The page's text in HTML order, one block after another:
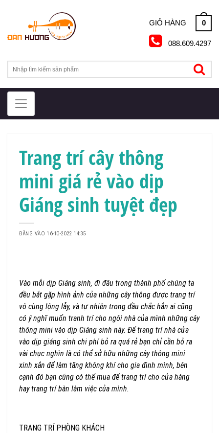
GIỎ HÀNG 0
088.609.4297
Trang trí cây thông
mini giá rẻ vào dịp
Giáng sinh tuyệt đẹp
ĐĂNG VÀO 16-10-2022 14:35
Vào mỗi dịp Giáng sinh, đi đâu trong thành phố chúng ta
đều bắt gặp hình ảnh của những cây thông được trang trí
vô cùng lộng lẫy, và tự nhiên trong đầu chắc hẳn ai cũng
có ý nghĩ muốn tranh trí cho ngôi nhà của mình những cây
thông mini vào dịp Giáng sinh này. Để trang trí nhà cửa
vào dịp giáng sinh chi phí bỏ ra quá rẻ bạn chỉ cần bỏ ra
vài chục nghìn là có thể sở hữu những cây thông mini
xinh xắn để làm tăng không khí cho gia đình mình, bên
cạnh đó bạn cũng có thể mua để trang trí cho cửa hàng
hay trang trí bàn làm việc của mình.
TRANG TRÍ PHÒNG KHÁCH